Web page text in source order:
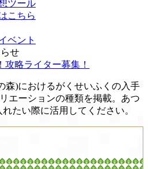
ツール
こちら
ベント
せ
略ライター募集！
森)におけるがくせいふくの入手
エーションの種類を掲載。あつ
たい際に活用してください。